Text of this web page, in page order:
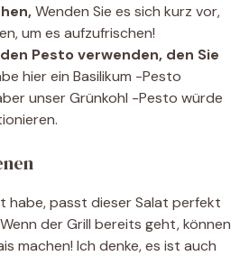
Wenden Sie es sich kurz vor,
um es aufzufrischen!
Pesto verwenden, den Sie
hier ein Basilikum -Pesto
unser Grünkohl -Pesto würde
habe, passt dieser Salat perfekt
der Grill bereits geht, können
machen! Ich denke, es ist auch